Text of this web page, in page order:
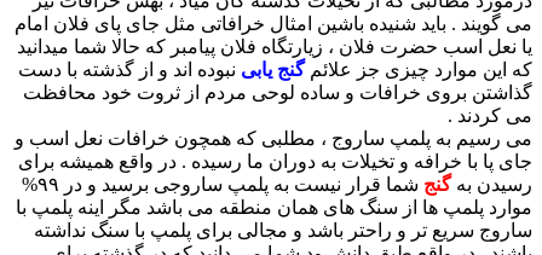
می گویند . باید شنیده باشین امثال خرافاتی مثل جای پای فلان امام
یا نعل اسب حضرت فلان ، زیارتگاه فلان پیامبر که حالا شما میدانید
که این موارد چیزی جز علائم گنج یابی نبوده اند و از گذشته با دست
گذاشتن بروی خرافات و ساده لوحی مردم از ثروت خود محافظت
می کردند .
می رسیم به پلمپ ساروج ، مطلبی که همچون خرافات نعل اسب و
جای پا با خرافه و تخیلات به دوران ما رسیده . در واقع همیشه برای
رسیدن بهگنج
شما قرار نیست به پلمپ ساروجی برسید و در ۹۹%
موارد پلمپ ها از سنگ های همان منطقه می باشد مگر اینه پلمپ با
ساروج سریع تر و راحتر باشد و مجالی برای پلمپ با سنگ نداشته